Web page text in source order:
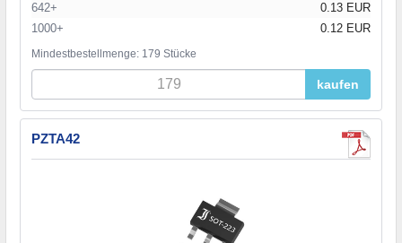
642+
0.13 EUR
1000+
0.12 EUR
Mindestbestellmenge: 179 Stücke
kaufen
PZTA42